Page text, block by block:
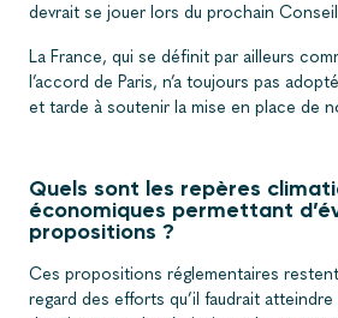
devrait se jouer lors du prochain
La France, qui se définit par ailleurs
l’accord de Paris, n’a toujours pas
et tarde à soutenir la mise en place de
Quels sont les repères
économiques permettant
propositions ?
Ces propositions réglementaires
regard des efforts qu’il faudrait